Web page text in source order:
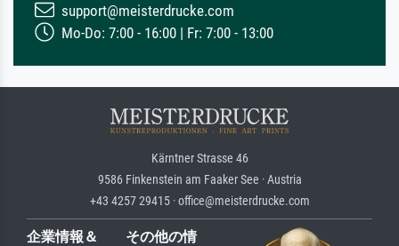
support@meisterdrucke.com
Mo-Do: 7:00 - 16:00 | Fr: 7:00 - 13:00
Kärntner Strasse 46
9586 Finkenstein am Faaker See · Austria
+43 4257 29415 · office@meisterdrucke.com
企業情報＆
その他の情